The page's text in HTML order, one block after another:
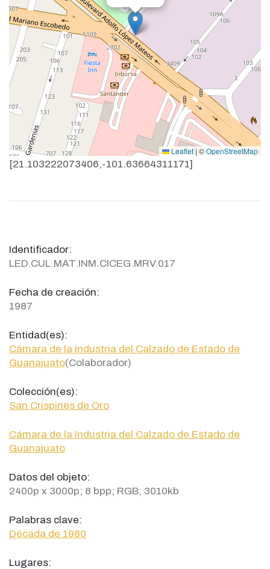
Leaflet | ©OpenStreetMap
[21.103222073406,-101.63664311171]
Identificador:
LED.CUL.MAT.INM.CICEG.MRV.017
Fecha de creación:
1987
Entidad(es):
Cámara de la Industria del Calzado de Estado de
Guanajuato(Colaborador)
Colección(es):
San Crispines de Oro
Cámara de la Industria del Calzado de Estado de
Guanajuato
Datos del objeto:
2400p x 3000p; 8 bpp; RGB; 3010kb
Palabras clave:
Década de 1980
Lugares: